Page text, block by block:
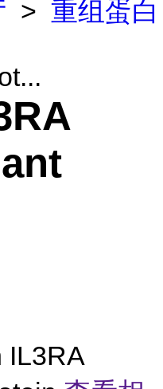
> 重组蛋白
IL3RA